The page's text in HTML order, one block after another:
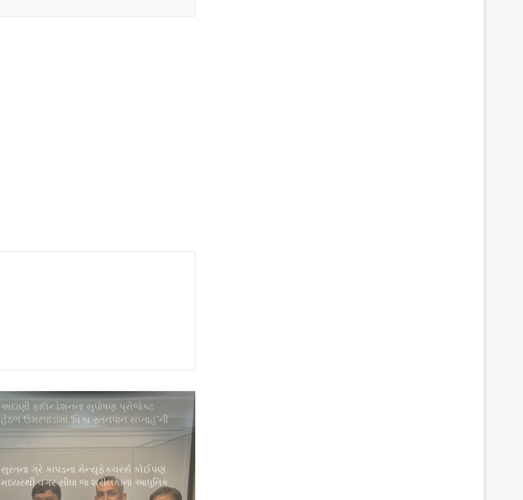
હેઠળ ઉમરપાડામાં ‘વિશ્વ સ્તનપાન સપ્તાહ’ની
સુરતના ગ્રે કાપડના મેન્યુફેક્ચરર્સ કોઈપણ
મધ્યસ્થી વગર સીધા જ શ્રીલંકાના આધુનિક
ગારમેન્ટ યુનિટ્સને ફેબ્રિક એક્સપોર્ટ કરી
પીઅર્સને વિદેશમાં અભ્યાસ કરવા ઈચ્છતા
વિદ્યાર્થીઓ માટે સુરતમાં પીટીઈ પાર્ટનર